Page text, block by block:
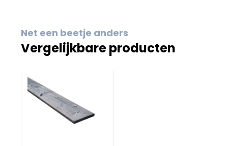
Net een beetje anders
Vergelijkbare producten
Navigating through the elements of the carousel is
Press to skip carousel